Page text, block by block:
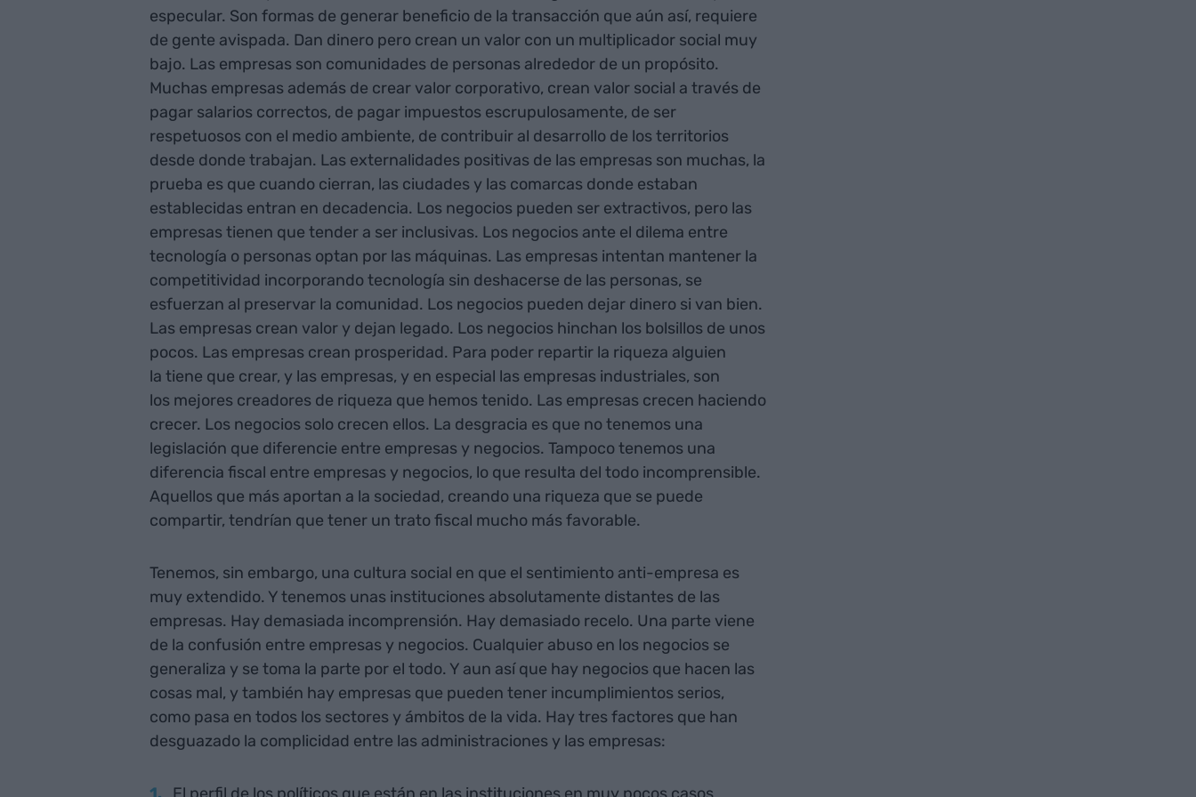
especular. Son formas de generar beneficio de la transacción que aún así, requiere
de gente avispada. Dan dinero pero crean un valor con un multiplicador social muy
bajo. Las empresas son comunidades de personas alrededor de un propósito.
Muchas empresas además de crear valor corporativo, crean valor social a través de
pagar salarios correctos, de pagar impuestos escrupulosamente, de ser
respetuosos con el medio ambiente, de contribuir al desarrollo de los territorios
desde donde trabajan. Las externalidades positivas de las empresas son muchas, la
prueba es que cuando cierran, las ciudades y las comarcas donde estaban
establecidas entran en decadencia. Los negocios pueden ser extractivos, pero las
empresas tienen que tender a ser inclusivas. Los negocios ante el dilema entre
tecnología o personas optan por las máquinas. Las empresas intentan mantener la
competitividad incorporando tecnología sin deshacerse de las personas, se
esfuerzan al preservar la comunidad. Los negocios pueden dejar dinero si van bien.
Las empresas crean valor y dejan legado. Los negocios hinchan los bolsillos de unos
pocos. Las empresas crean prosperidad. Para poder repartir la riqueza alguien
la tiene que crear, y las empresas, y en especial las empresas industriales, son
los mejores creadores de riqueza que hemos tenido. Las empresas crecen haciendo
crecer. Los negocios solo crecen ellos. La desgracia es que no tenemos una
legislación que diferencie entre empresas y negocios. Tampoco tenemos una
diferencia fiscal entre empresas y negocios, lo que resulta del todo incomprensible.
Aquellos que más aportan a la sociedad, creando una riqueza que se puede
compartir, tendrían que tener un trato fiscal mucho más favorable.
Tenemos, sin embargo, una cultura social en que el sentimiento anti-empresa es
muy extendido. Y tenemos unas instituciones absolutamente distantes de las
empresas. Hay demasiada incomprensión. Hay demasiado recelo. Una parte viene
de la confusión entre empresas y negocios. Cualquier abuso en los negocios se
generaliza y se toma la parte por el todo. Y aun así que hay negocios que hacen las
cosas mal, y también hay empresas que pueden tener incumplimientos serios,
como pasa en todos los sectores y ámbitos de la vida. Hay tres factores que han
desguazado la complicidad entre las administraciones y las empresas: